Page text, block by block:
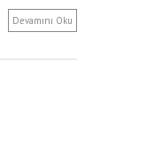
Devamını Oku